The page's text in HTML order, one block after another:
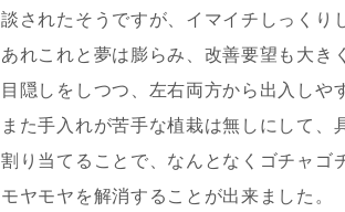
談されたそうですが、イマイチしっくり
あれこれと夢は膨らみ、改善要望も大き
目隠しをしつつ、左右両方から出入しや
また手入れが苦手な植栽は無しにして、
割り当てることで、なんとなくゴチャゴ
モヤモヤを解消することが出来ました。